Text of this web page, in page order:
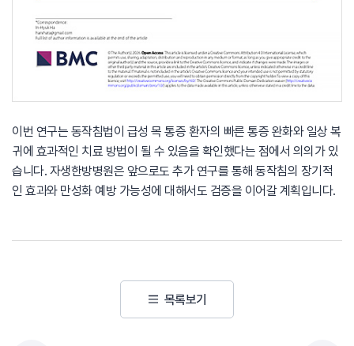
이번 연구는 동작침법이 급성 목 통증 환자의 빠른 통증 완화와 일상 복
귀에 효과적인 치료 방법이 될 수 있음을 확인했다는 점에서 의의가 있
습니다. 자생한방병원은 앞으로도 추가 연구를 통해 동작침의 장기적
인 효과와 만성화 예방 가능성에 대해서도 검증을 이어갈 계획입니다.
목록보기